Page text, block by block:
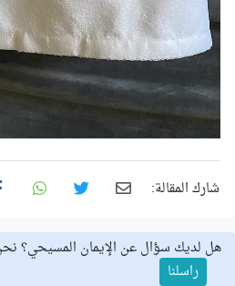
شارك المقالة:
هل لديك سؤال عن الإيمان المسيحي؟
راسلنا